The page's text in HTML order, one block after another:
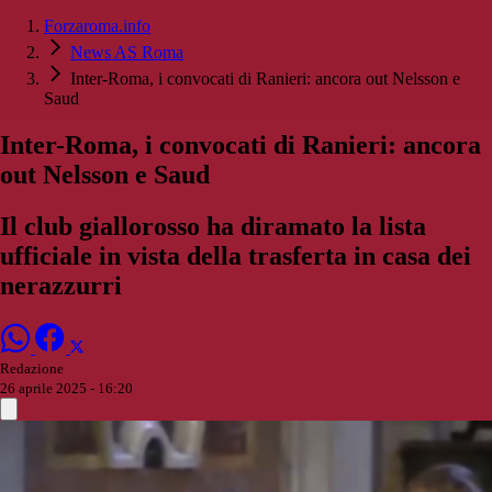
Forzaroma.info
News AS Roma
Inter-Roma, i convocati di Ranieri: ancora out Nelsson e
Saud
Inter-Roma, i convocati di Ranieri: ancora
out Nelsson e Saud
Il club giallorosso ha diramato la lista
ufficiale in vista della trasferta in casa dei
nerazzurri
Redazione
26 aprile 2025 - 16:20